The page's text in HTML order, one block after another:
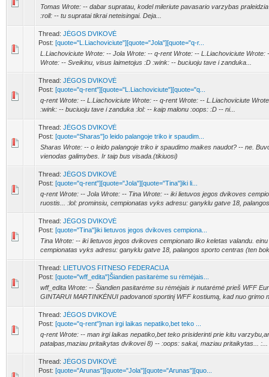
Tomas Wrote: -- dabar supratau, kodel mileriute pavasario varzybas
:roll: -- tu supratai tikrai neteisingai. Deja...
Thread: JĖGOS DVIKOVĖ
Post: [quote="L.Liachoviciute"][quote="Jola"][quote="q-r...
L.Liachoviciute Wrote: -- Jola Wrote: -- q-rent Wrote: -- L.Liachoviciute
Wrote: -- Sveikinu, visus laimetojus :D :wink: -- buciuoju tave i zanduka...
Thread: JĖGOS DVIKOVĖ
Post: [quote="q-rent"][quote="L.Liachoviciute"][quote="q...
q-rent Wrote: -- L.Liachoviciute Wrote: -- q-rent Wrote: -- L.Liachoviciute
:wink: -- buciuoju tave i zanduka :lol: -- kaip malonu :oops: :D -- ni...
Thread: JĖGOS DVIKOVĖ
Post: [quote="Sharas"]o leido palangoje triko ir spaudim...
Sharas Wrote: -- o leido palangoje triko ir spaudimo maikes naudot? -- ne.
vienodas galimybes. Ir taip bus visada.(tikiuosi)
Thread: JĖGOS DVIKOVĖ
Post: [quote="q-rent"][quote="Jola"][quote="Tina"]iki li...
q-rent Wrote: -- Jola Wrote: -- Tina Wrote: -- iki lietuvos jegos dvikoves
ruostis... :lol: prominsiu, cempionatas vyks adresu: ganyklu gatve 18,
Thread: JĖGOS DVIKOVĖ
Post: [quote="Tina"]iki lietuvos jegos dvikoves cempiona...
Tina Wrote: -- iki lietuvos jegos dvikoves cempionato liko keletas valandu.
cempionatas vyks adresu: ganyklu gatve 18, palangos sporto centras (ten
Thread: LIETUVOS FITNESO FEDERACIJA
Post: [quote="wff_edita"]Šiandien pasitarėme su rėmėjais...
wff_edita Wrote: -- Šiandien pasitarėme su rėmėjais ir nutarėmė prieš WFF
GINTARUI MARTINKĖNUI padovanoti sportinį WFF kostiumą, kad nuo grimo
Thread: JĖGOS DVIKOVĖ
Post: [quote="q-rent"]man irgi laikas nepatiko,bet teko ...
q-rent Wrote: -- man irgi laikas nepatiko,bet teko prisiderinti prie kitu
patalpas,maziau pritaikytas dvikovei 8) -- :oops: sakai, maziau pritaikytas... :...
Thread: JĖGOS DVIKOVĖ
Post: [quote="Arunas"][quote="Jola"][quote="Arunas"][quo...